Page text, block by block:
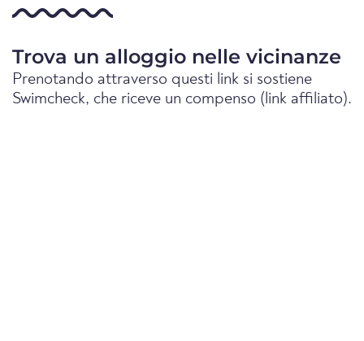
Trova un alloggio nelle vicinanze
Prenotando attraverso questi link si sostiene
Swimcheck, che riceve un compenso (link affiliato).